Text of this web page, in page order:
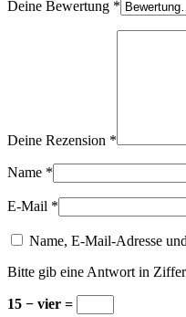
Deine Bewertung *
Deine Rezension *
Name *
E-Mail *
Name, E-Mail-Adresse
Bitte gib eine Antwort in
15 − vier =